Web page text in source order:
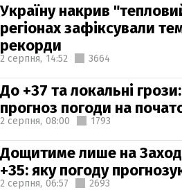
Україну накрив
регіонах зафіксували
рекорди
2 серпня, 14:52 3664
До +37 та локальні
прогноз погоди на
2 серпня, 08:00 1793
Дощитиме лише на
+35: яку погоду
2 серпня, 06:57 2693